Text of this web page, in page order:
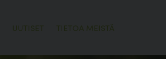
UUTISET TIETOA MEISTÄ